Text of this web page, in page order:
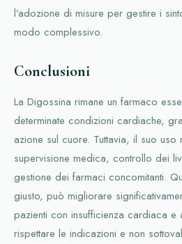
l’adozione di misure per gestire i
modo complessivo.
Conclusioni
La Digossina rimane un farmaco
determinate condizioni cardiache,
azione sul cuore. Tuttavia, il suo uso
supervisione medica, controllo dei
gestione dei farmaci concomitanti.
giusto, può migliorare
pazienti con insufficienza cardiaca e
rispettare le indicazioni e non